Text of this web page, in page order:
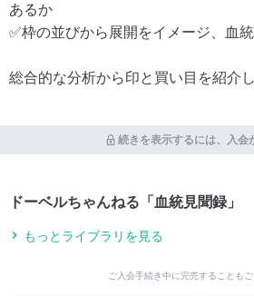
あるか
✅枠の並びから展開をイメージ、血
総合的な分析から印と買い目を紹介し
続きを表示するには、入会
ドーベルちゃんねる「血統見聞録」
もっとライブラリを見る
ご入会手続き中に完売することもご